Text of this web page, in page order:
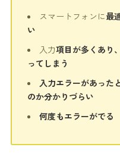
スマートフォンに最
い
入力項目が多くあり
ってしまう
入力エラーがあった
のか分かりづらい
何度もエラーがでる